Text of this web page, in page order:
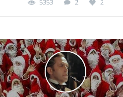
5353 2 2